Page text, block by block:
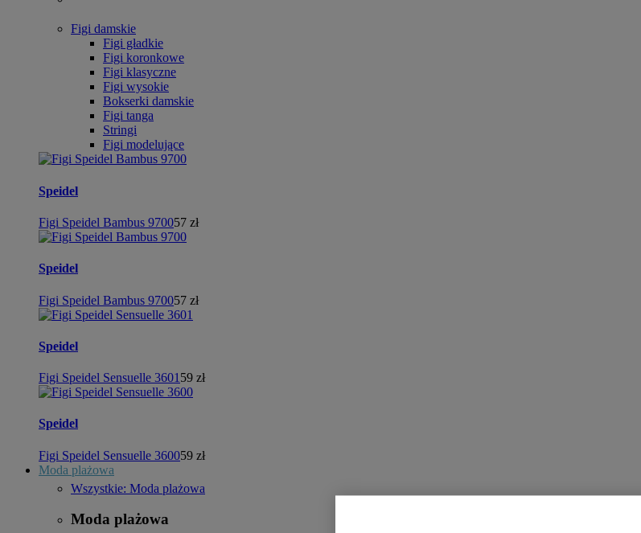
Figi damskie
Figi gładkie
Figi koronkowe
Figi klasyczne
Figi wysokie
Bokserki damskie
Figi tanga
Stringi
Figi modelujące
Speidel
Figi Speidel Bambus 970057 zł
Speidel
Figi Speidel Bambus 970057 zł
Speidel
Figi Speidel Sensuelle 3601 59 zł
Speidel
Figi Speidel Sensuelle 360059 zł
Moda plażowa
Wszystkie: Moda plażowa
Moda plażowa